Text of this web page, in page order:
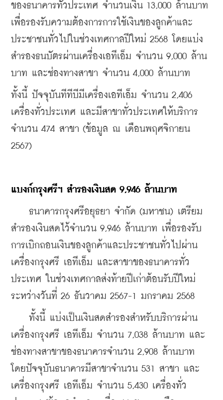
ของธนาคารทั่วประเทศ จำนวนเงิน 13,000 ล้านบาท
เพื่อรองรับความต้องการการใช้เงินของลูกค้าและ
ประชาชนทั่วไปในช่วงเทศกาลปีใหม่ 2568 โดยแบ่ง
สำรองธนบัตรผ่านเครื่องเอทีเอ็ม จำนวน 9,000 ล้าน
บาท และช่องทางสาขา จำนวน 4,000 ล้านบาท
ทั้งนี้ ปัจจุบันทีทีบีมีเครื่องเอทีเอ็ม จำนวน 2,406
เครื่องทั่วประเทศ และมีสาขาทั่วประเทศให้บริการ
จำนวน 474 สาขา (ข้อมูล ณ เดือนพฤศจิกายน
2567)
แบงก์กรุงศรีฯ สำรองเงินสด 9,946 ล้านบาท
ธนาคารกรุงศรีอยุธยา จำกัด (มหาชน) เตรียม
สำรองเงินสดไว้จำนวน 9,946 ล้านบาท เพื่อรองรับ
การเบิกถอนเงินของลูกค้าและประชาชนทั่วไปผ่าน
เครื่องกรุงศรี เอทีเอ็ม และสาขาของธนาคารทั่ว
ประเทศ ในช่วงเทศกาลส่งท้ายปีเก่าต้อนรับปีใหม่
ระหว่างวันที่ 26 ธันวาคม 2567-1 มกราคม 2568
ทั้งนี้ แบ่งเป็นเงินสดสำรองสำหรับบริการผ่าน
เครื่องกรุงศรี เอทีเอ็ม จำนวน 7,038 ล้านบาท และ
ช่องทางสาขาของธนาคารจำนวน 2,908 ล้านบาท
โดยปัจจุบันธนาคารมีสาขาจำนวน 531 สาขา และ
เครื่องกรุงศรี เอทีเอ็ม จำนวน 5,430 เครื่องทั่ว